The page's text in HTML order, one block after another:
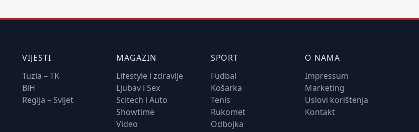
VIJESTI
Tuzla – TK
BiH
Regija – Svijet
MAGAZIN
Lifestyle i zdravlje
Ljubav i Sex
Scitech i Auto
Showtime
Video
SPORT
Fudbal
Košarka
Tenis
Rukomet
Odbojka
O NAMA
Impressum
Marketing
Uslovi korištenja
Kontakt